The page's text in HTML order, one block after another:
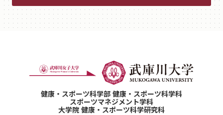
健康・スポーツ科学部 健康・スポーツ科学科
スポーツマネジメント学科
大学院 健康・スポーツ科学研究科